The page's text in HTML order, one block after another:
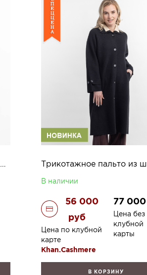
Вязаное пальто из шерсти яка Кетлин
В наличии
56 000
руб
Цена по клубной
карте
Khan.Cashmere
77 000
Цена без
клубной
карты
В КОРЗИНУ